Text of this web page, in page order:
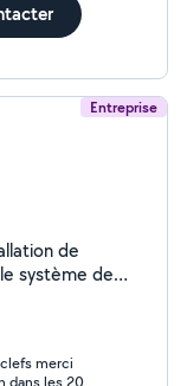
Entreprise
système de
et réparation
de chauffe-eau
de toilettes
merci
dans les 20